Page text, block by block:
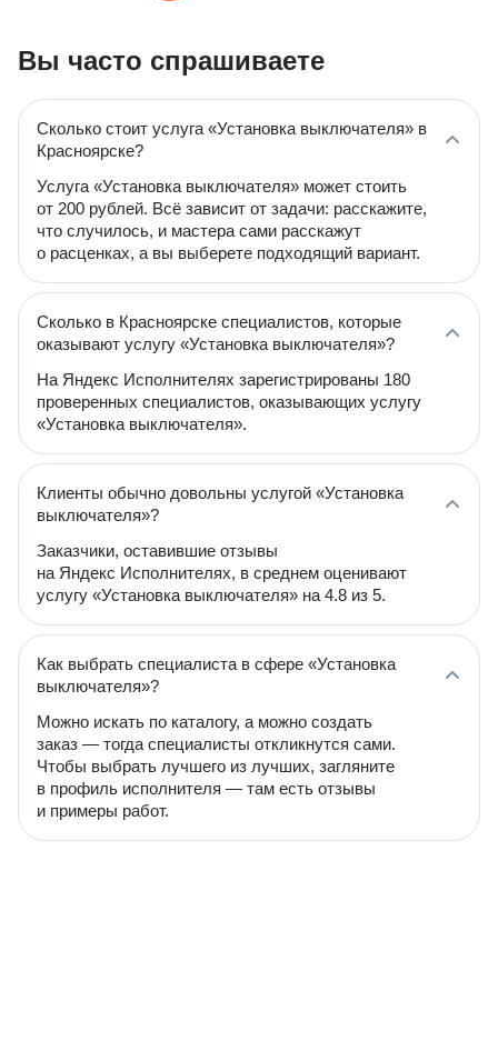
Вы часто спрашиваете
Сколько стоит услуга «Установка выключателя» в
Красноярске?
Услуга «Установка выключателя» может стоить
от 200 рублей. Всё зависит от задачи: расскажите,
что случилось, и мастера сами расскажут
о расценках, а вы выберете подходящий вариант.
Сколько в Красноярске специалистов, которые
оказывают услугу «Установка выключателя»?
На Яндекс Исполнителях зарегистрированы 180
проверенных специалистов, оказывающих услугу
«Установка выключателя».
Клиенты обычно довольны услугой «Установка
выключателя»?
Заказчики, оставившие отзывы
на Яндекс Исполнителях, в среднем оценивают
услугу «Установка выключателя» на 4.8 из 5.
Как выбрать специалиста в сфере «Установка
выключателя»?
Можно искать по каталогу, а можно создать
заказ — тогда специалисты откликнутся сами.
Чтобы выбрать лучшего из лучших, загляните
в профиль исполнителя — там есть отзывы
и примеры работ.